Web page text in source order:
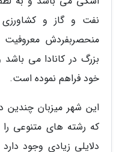
نفت و گاز و
منحصربفردش
بزرگ در کانادا می
خود فراهم نموده است.
این شهر میزبان چندین
که رشته های متنوعی
دلایلی زیادی وجود